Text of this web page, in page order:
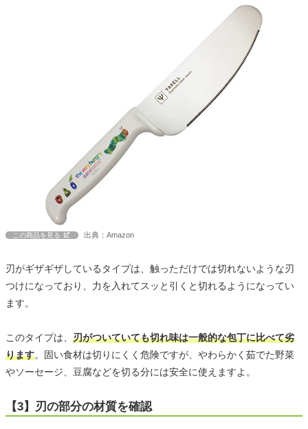
この商品を見る 出典：Amazon
刃がギザギザしているタイプは、触っただけでは切れないような刃
つけになっており、力を入れてスッと引くと切れるようになってい
ます。
このタイプは、 刃がついていても切れ味は一般的な包丁に比べて劣
ります。固い食材は切りにくく危険ですが、やわらかく茹でた野菜
やソーセージ、豆腐などを切る分には安全に使えますよ。
【3】刃の部分の材質を確認